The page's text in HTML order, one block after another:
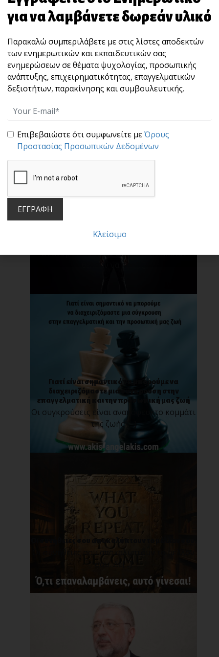
Μην πέφτεις στην παγίδα των συγκρίσεων!
Μια υπέροχη πρακτική : Η τεχνική «σαν να…»
Οι άνθρωποι έχουν επιθυμίες. Κάποιοι
θέλουν να προ[...]
Γιατί είναι σημαντικό να μπορούμε να
διαχειριζόμαστε μια σύγκρουση στην
επαγγελματική και την προσωπική μας ζωή
Οι συγκρούσεις είναι αναπόφευκτο κομμάτι
της ζωής [...]
Οι συνήθειες σου αποκαλύπτουν το μέλλον σου.
Οι συνήθειες σου αποκαλύπτουν το μέλλον
για να λαμβάνετε δωρεάν υλικό
Παρακαλώ συμπεριλάβετε με στις λίστες αποδεκτών
των ενημερωτικών και εκπαιδευτικών σας
ενημερώσεων σε θέματα ψυχολογίας, προσωπικής
ανάπτυξης, επιχειρηματικότητας, επαγγελματικών
δεξιοτήτων, παρακίνησης και συμβουλευτικής.
Επιβεβαιώστε ότι συμφωνείτε μεΌρους
Προστασίας Προσωπικών Δεδομένων
ΕΓΓΡΑΦΗ
Κλείσιμο